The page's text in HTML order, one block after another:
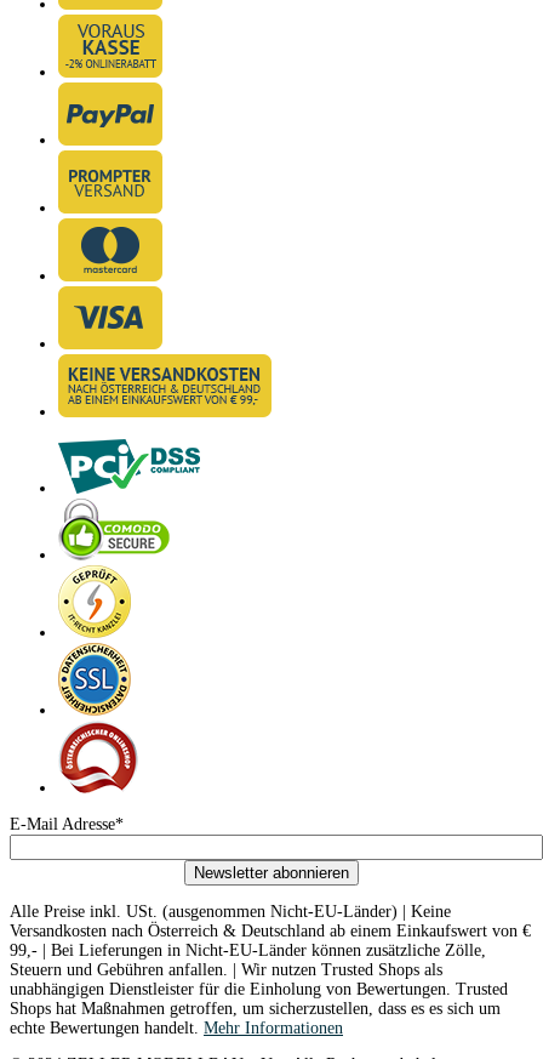
E-Mail Adresse*
Newsletter abonnieren
Alle Preise inkl. USt. (ausgenommen Nicht-EU-Länder) | Keine
Versandkosten nach Österreich & Deutschland ab einem Einkaufswert von €
99,- | Bei Lieferungen in Nicht-EU-Länder können zusätzliche Zölle,
Steuern und Gebühren anfallen. | Wir nutzen Trusted Shops als
unabhängigen Dienstleister für die Einholung von Bewertungen. Trusted
Shops hat Maßnahmen getroffen, um sicherzustellen, dass es es sich um
echte Bewertungen handelt. Mehr Informationen